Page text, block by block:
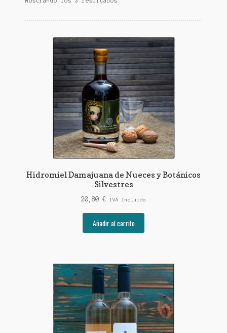
Hidromiel Damajuana de Nueces y Botánicos
Silvestres
20,80 € IVA Incluido
Añadir al carrito